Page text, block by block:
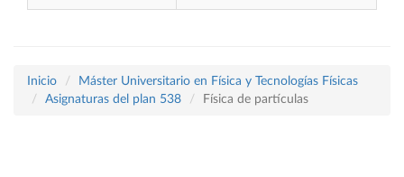
Inicio
Máster Universitario en Física y Tecnologías Físicas
Asignaturas del plan 538
Física de partículas